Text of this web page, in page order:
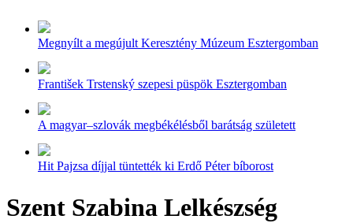
Megnyílt a megújult Keresztény Múzeum Esztergomban
František Trstenský szepesi püspök Esztergomban
A magyar–szlovák megbékélésből barátság született
Hit Pajzsa díjjal tüntették ki Erdő Péter bíborost
Szent Szabina Lelkészség